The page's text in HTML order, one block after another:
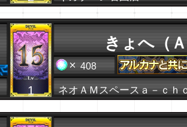
1
きょへ（
408
ネオＡＭスペースａ－ｃｈ